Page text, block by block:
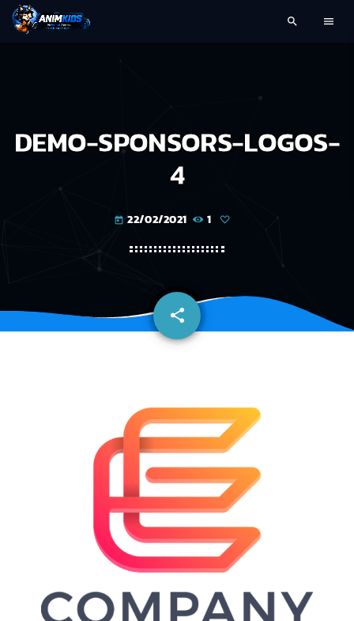
search menu
DEMO-SPONSORS-LOGOS-
4
today 22/02/2021 1
share
email